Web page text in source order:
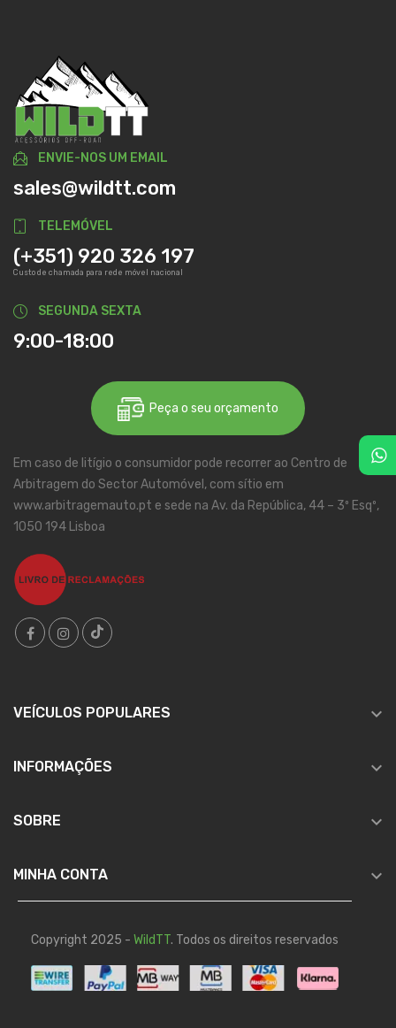
ENVIE-NOS UM EMAIL
sales@wildtt.com
TELEMÓVEL
(+351) 920 326 197
Custo de chamada para rede móvel nacional
SEGUNDA SEXTA
9:00-18:00
Peça o seu orçamento
Em caso de litígio o consumidor pode recorrer ao Centro de
Arbitragem do Sector Automóvel, com sítio em
www.arbitragemauto.pt e sede na Av. da República, 44 – 3º Esqº,
1050 194 Lisboa
VEÍCULOS POPULARES 
INFORMAÇÕES 
SOBRE 
MINHA CONTA 
Copyright 2025 - WildTT. Todos os direitos reservados